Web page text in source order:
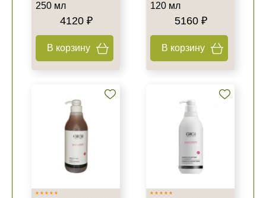
250 мл
4120 ₽
В корзину
120 мл
5160 ₽
В корзину